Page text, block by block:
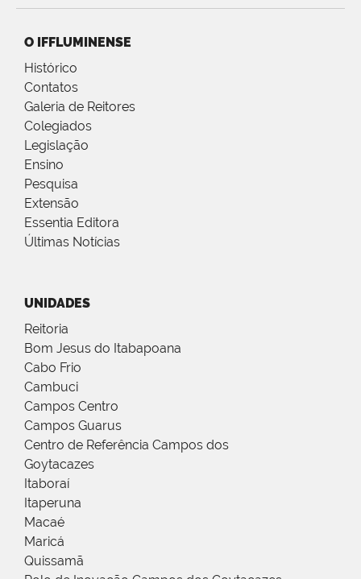
O IFFLUMINENSE
Histórico
Contatos
Galeria de Reitores
Colegiados
Legislação
Ensino
Pesquisa
Extensão
Essentia Editora
Últimas Notícias
UNIDADES
Reitoria
Bom Jesus do Itabapoana
Cabo Frio
Cambuci
Campos Centro
Campos Guarus
Centro de Referência Campos dos
Goytacazes
Itaboraí
Itaperuna
Macaé
Maricá
Quissamã